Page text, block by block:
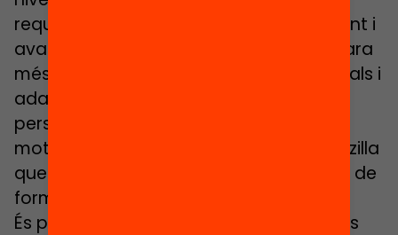
requereixen d’estratègies d’ensenyament i
avaluació diferenciades. Hauria de ser ara
més fàcil posar en marxa plans individuals i
adaptacions curriculars. L’avaluació
personalitzada és, per aquest mateix
motiu, més necessària i alhora més senzilla
que quan el treball es realitzava a l’aula de
forma grupal.
És previsible que les diferents condicions